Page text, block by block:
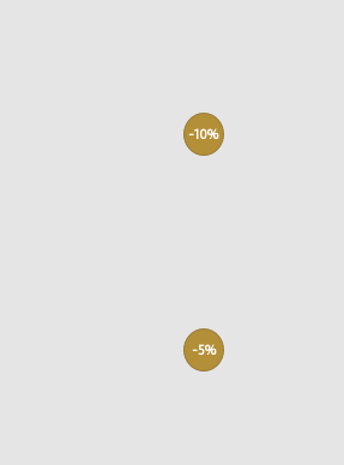
-10%
-5%